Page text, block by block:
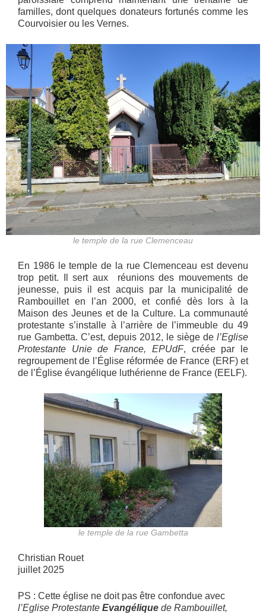
familles, dont quelques donateurs fortunés comme les
Courvoisier ou les Vernes.
le temple de la rue Clemenceau
En 1986 le temple de la rue Clemenceau est devenu
trop petit. Il sert aux réunions des mouvements de
jeunesse, puis il est acquis par la municipalité de
Rambouillet en l’an 2000, et confié dès lors à la
Maison des Jeunes et de la Culture. La communauté
protestante s’installe à l’arrière de l’immeuble du 49
rue Gambetta. C’est, depuis 2012, le siège de l’Eglise
Protestante Unie de France, EPUdF, créée par le
regroupement de l’Église réformée de France (ERF) et
de l’Église évangélique luthérienne de France (EELF).
le temple de la rue Gambetta
Christian Rouet
juillet 2025
PS : Cette église ne doit pas être confondue avec
l’Eglise Protestante Evangélique de Rambouillet,